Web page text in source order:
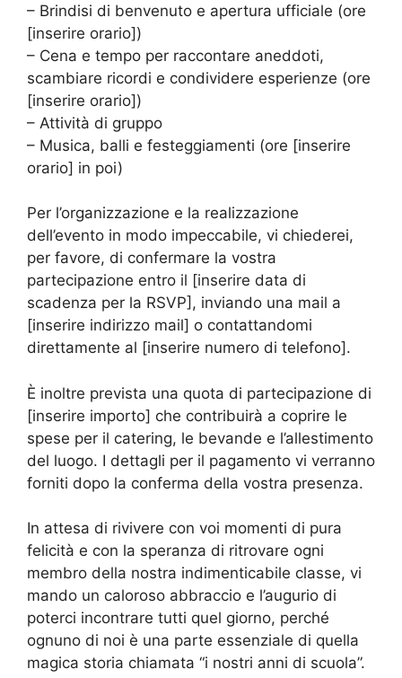
– Brindisi di benvenuto e apertura ufficiale (ore
[inserire orario])
– Cena e tempo per raccontare aneddoti,
scambiare ricordi e condividere esperienze (ore
[inserire orario])
– Attività di gruppo
– Musica, balli e festeggiamenti (ore [inserire
orario] in poi)
Per l’organizzazione e la realizzazione
dell’evento in modo impeccabile, vi chiederei,
per favore, di confermare la vostra
partecipazione entro il [inserire data di
scadenza per la RSVP], inviando una mail a
[inserire indirizzo mail] o contattandomi
direttamente al [inserire numero di telefono].
È inoltre prevista una quota di partecipazione di
[inserire importo] che contribuirà a coprire le
spese per il catering, le bevande e l’allestimento
del luogo. I dettagli per il pagamento vi verranno
forniti dopo la conferma della vostra presenza.
In attesa di rivivere con voi momenti di pura
felicità e con la speranza di ritrovare ogni
membro della nostra indimenticabile classe, vi
mando un caloroso abbraccio e l’augurio di
poterci incontrare tutti quel giorno, perché
ognuno di noi è una parte essenziale di quella
magica storia chiamata “i nostri anni di scuola”.